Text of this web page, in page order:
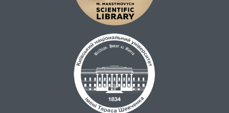
існування, стійкості та робастності
рівномірних атракторів для асимптотично
компактних імпульсних процесів,
породжених нелінійними хвильовими
рівняннями з імпульсним збуренням, та
результати про існування та стійкість
рівномірних атракторів для многозначних
компактних імпульсних процесів,
породжених імпульсно-збуреними